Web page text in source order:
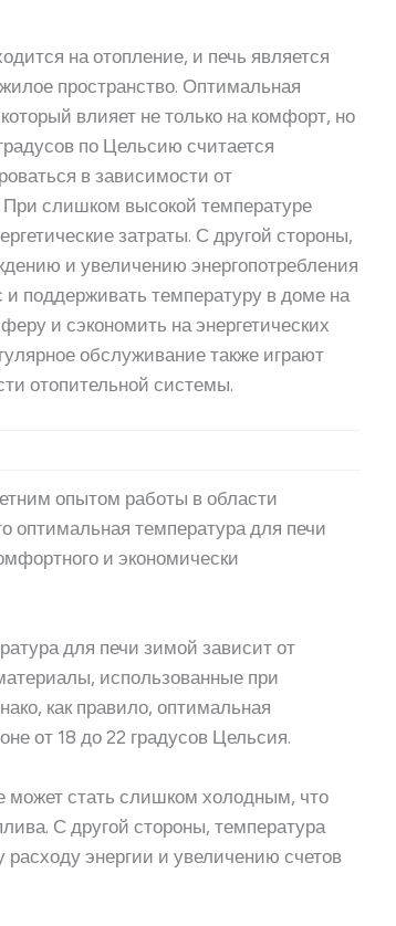
на отопление, и печь является
пространство. Оптимальная
влияет не только на комфорт, но
по Цельсию считается
в зависимости от
слишком высокой температуре
затраты. С другой стороны,
и увеличению энергопотребления
и поддерживать температуру в доме на
и сэкономить на энергетических
обслуживание также играют
отопительной системы.
опытом работы в области
оптимальная температура для печи
и экономически
для печи зимой зависит от
использованные при
как правило, оптимальная
от 18 до 22 градусов Цельсия.
может стать слишком холодным, что
С другой стороны, температура
энергии и увеличению счетов